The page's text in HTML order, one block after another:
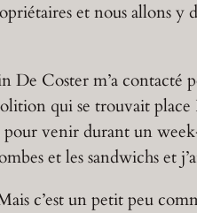
et nous allons
De Coster m’a contacté
qui se trouvait
venir durant un
et les sandwichs et
c’est un petit peu